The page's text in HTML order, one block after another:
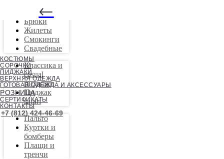
КОСТЮМЫ
←
СОРОЧКИ
ПИДЖАКИ
ВЕРХНЯЯ ОДЕЖДА
ГОТОВАЯ ОДЕЖДА И АКСЕССУАРЫ
РОЗНИЦА
СЕРТИФИКАТЫ
КОНТАКТЫ
+7 (812) 424-46-69
Костюмы
Брюки
Жилеты
Смокинги
Свадебные
Классика и
casual
пиджаки
Пиджак
safari
Пальто
Куртки и
бомберы
Плащи и
тренчи